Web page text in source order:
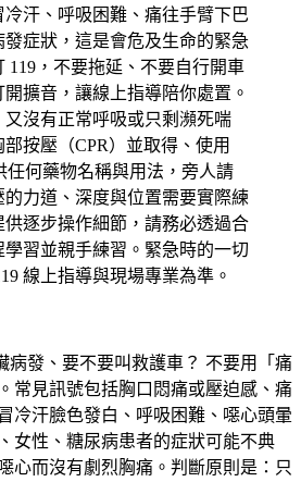
冷汗、呼吸困難、痛往手臂下巴
症狀，這是會危及生命的緊急
119，不要拖延、不要自行開車
擴音，讓線上指導陪你處置。
沒有正常呼吸或只剩瀕死喘
按壓（CPR）並取得、使用
任何藥物名稱與用法，旁人請
力道、深度與位置需要實際練
供逐步操作細節，請務必透過合
習並親手練習。緊急時的一切
線上指導與現場專業為準。
病發、要不要叫救護車？ 不要用「痛
常見訊號包括胸口悶痛或壓迫感、痛
冷汗臉色發白、呼吸困難、噁心頭暈
女性、糖尿病患者的症狀可能不典
心而沒有劇烈胸痛。判斷原則是：只